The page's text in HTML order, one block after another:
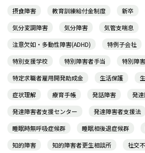
摂食障害
教育訓練給付金制度 新卒
気分変調障害
気分障害
気管支喘息
注意欠如・多動性障害(ADHD)
特例子会社
特別支援学校
特別障害者手当
特別障
特定求職者雇用開発助成金
生活保護
症状理解
療育手帳 発話障害
発
発達障害者支援センター
発達障害者支援法
睡眠時無呼吸症候群
睡眠相後退症候群
知的障害
知的障害者更生相談所
社交